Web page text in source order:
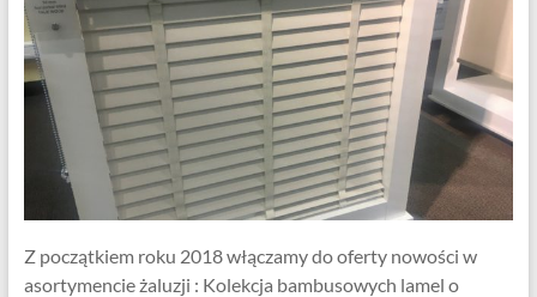
Z początkiem roku 2018 włączamy do oferty nowości w
asortymencie żaluzji : Kolekcja bambusowych lamel o